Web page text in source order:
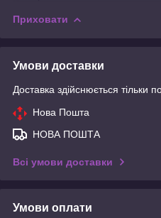
Приховати
Умови доставки
Доставка здійснюється тільки
Нова Пошта
НОВА ПОШТА
Всі умови доставки
Умови оплати